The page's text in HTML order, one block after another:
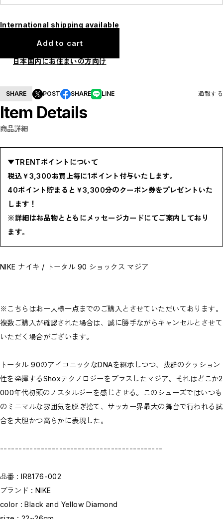
HAT,CAP/ハット,キャップ
LINGERIE / ブラ,ショーツ
HOME / 照明
OUTER / コート,ブルゾン,ジャケット
SHOES / スニーカー,ブーツ,サンダル
HAT,CAP / ハット,キャップ
ACCESSORY / リング,ブレスレット
GOODS / ウォレット,バッグ,ベルト,ソックス
HOME / 照明
RESTOCK / 再入荷
お問い合わせ商品(フォームにてご連絡ください）
CLOSE
International shipping available
Add to cart
日本国内にお住まいの方向け
SHARE POST SHARE LINE 通報する
Item Details
商品詳細
▼TRENTポイントについて
税込￥3,300お買上毎に1ポイント付与いたします。
40ポイント貯まると￥3,300分のクーポン券をプレゼントいた
します！
※詳細はお品物とともにメッセージカードにてご案内しており
ます。
NIKE ナイキ / トータル 90 ショックス マジア
※こちらはお一人様一点までのご購入とさせていただいております。
複数ご購入が確認された場合は、誠に勝手ながらキャンセルとさせて
いただく場合がございます。
トータル 90のアイコニックなDNAを継承しつつ、抜群のクッション
性を発揮するShoxテクノロジーをプラスしたマジア。それはどこか2
000年代初頭のノスタルジーを感じさせる。このシューズではいつも
のミニマルな雰囲気を脱ぎ捨て、サッカー界最大の舞台で行われる試
合を大胆かつ高らかに表現した。
--------------------------------------------
品番 : IR8176-002
ブランド : NIKE
color : Black and Yellow Diamond